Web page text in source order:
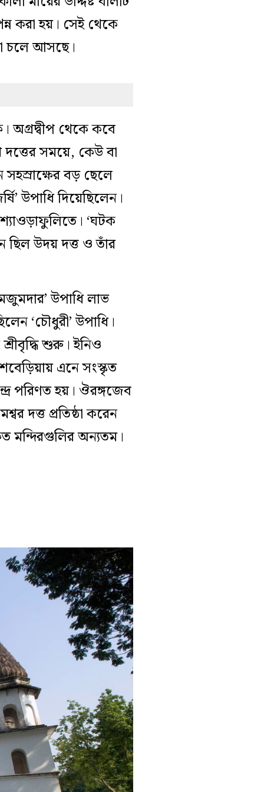
করা হয়। সেই থেকে
চলে আসছে।
অগ্রদ্বীপ থেকে কবে
সময়ে, কেউ বা
সহস্রাক্ষের বড় ছেলে
উপাধি দিয়েছিলেন।
‘ঘটক
ছিল উদয় দত্ত ও তাঁর
উপাধি লাভ
‘চৌধুরী’ উপাধি।
শুরু। ইনিও
এনে সংস্কৃত
পরিণত হয়। ঔরঙ্গজেব
দত্ত প্রতিষ্ঠা করেন
মন্দিরগুলির অন্যতম।